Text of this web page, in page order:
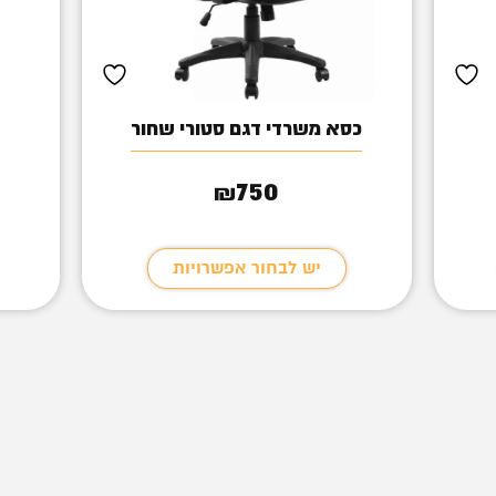
כסא משרדי דגם סטורי שחור
₪750
יש לבחור אפשרויות